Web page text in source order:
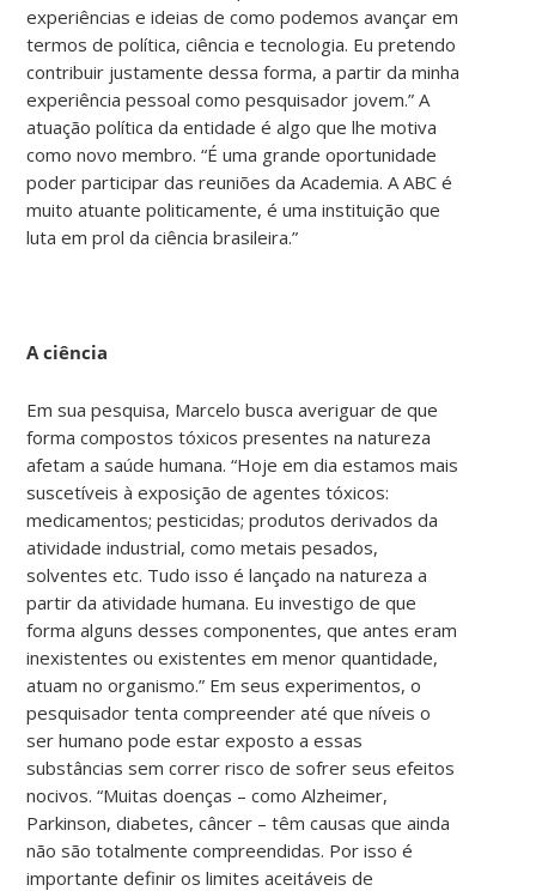
experiências e ideias de como podemos avançar em
termos de política, ciência e tecnologia. Eu pretendo
contribuir justamente dessa forma, a partir da minha
experiência pessoal como pesquisador jovem.” A
atuação política da entidade é algo que lhe motiva
como novo membro. “É uma grande oportunidade
poder participar das reuniões da Academia. A ABC é
muito atuante politicamente, é uma instituição que
luta em prol da ciência brasileira.”
A ciência
Em sua pesquisa, Marcelo busca averiguar de que
forma compostos tóxicos presentes na natureza
afetam a saúde humana. “Hoje em dia estamos mais
suscetíveis à exposição de agentes tóxicos:
medicamentos; pesticidas; produtos derivados da
atividade industrial, como metais pesados,
solventes etc. Tudo isso é lançado na natureza a
partir da atividade humana. Eu investigo de que
forma alguns desses componentes, que antes eram
inexistentes ou existentes em menor quantidade,
atuam no organismo.” Em seus experimentos, o
pesquisador tenta compreender até que níveis o
ser humano pode estar exposto a essas
substâncias sem correr risco de sofrer seus efeitos
nocivos. “Muitas doenças – como Alzheimer,
Parkinson, diabetes, câncer – têm causas que ainda
não são totalmente compreendidas. Por isso é
importante definir os limites aceitáveis de